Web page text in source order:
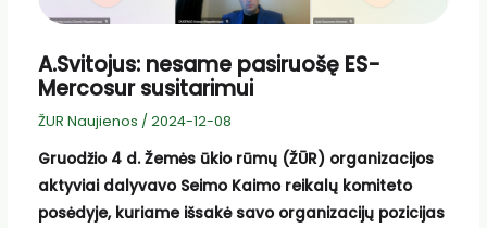
A.Svitojus: nesame pasiruošę ES-
Mercosur susitarimui
ŽUR Naujienos / 2024-12-08
Gruodžio 4 d. Žemės ūkio rūmų (ŽŪR) organizacijos
aktyviai dalyvavo Seimo Kaimo reikalų komiteto
posėdyje, kuriame išsakė savo organizacijų pozicijas